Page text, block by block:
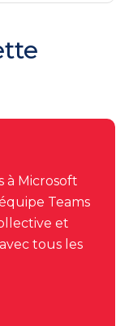
à Microsoft
Teams
et
tous les